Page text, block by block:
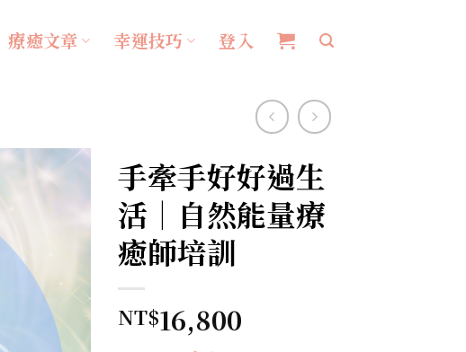
療癒文章 幸運技巧 登入
手牽手好好過生
活｜自然能量療
癒師培訓
NT$16,800